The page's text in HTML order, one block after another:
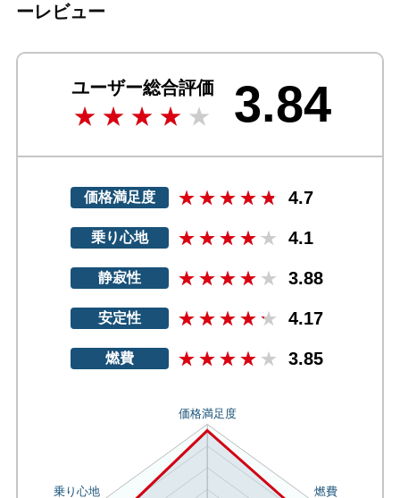
ーレビュー
ユーザー総合評価 3.84
価格満足度 4.7
乗り心地 4.1
静寂性 3.88
安定性 4.17
燃費 3.85